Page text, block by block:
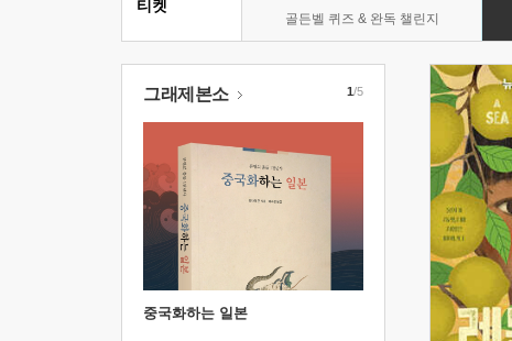
골든벨 퀴즈 & 완독 챌린지
티켓
그래제본소
중국화하는 일본
1/5